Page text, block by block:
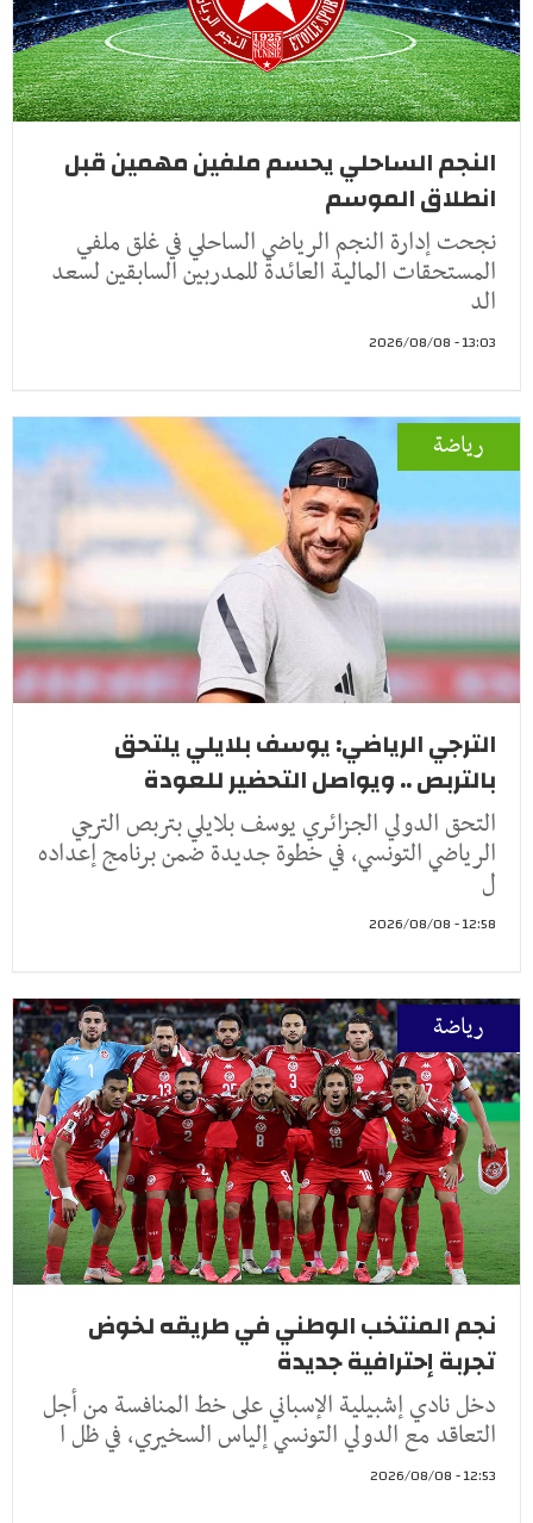
النجم الساحلي يحسم ملفين مهمين قبل
انطلاق الموسم
نجحت إدارة النجم الرياضي الساحلي في غلق ملفي
المستحقات المالية العائدة للمدربين السابقين لسعد
الد
13:03 - 2026/08/08
رياضة
الترجي الرياضي: يوسف بلايلي يلتحق
بالتربص .. ويواصل التحضير للعودة
التحق الدولي الجزائري يوسف بلايلي بتربص الترجي
الرياضي التونسي، في خطوة جديدة ضمن برنامج إعداده
ل
12:58 - 2026/08/08
رياضة
نجم المنتخب الوطني في طريقه لخوض
تجربة إحترافية جديدة
دخل نادي إشبيلية الإسباني على خط المنافسة من أجل
التعاقد مع الدولي التونسي إلياس السخيري، في ظل ا
12:53 - 2026/08/08